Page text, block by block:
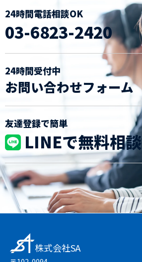
24時間電話相談OK
03-6823-2420
24時間受付中
お問い合わせフォーム
友達登録で簡単
LINEで無料相談
株式会社SA